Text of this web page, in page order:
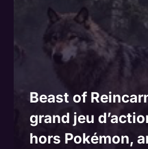
Beast of
grand jeu
hors Pokémon,